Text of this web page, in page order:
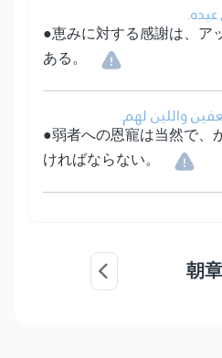
●恵みに対する感謝は、ア
ある。
واللين لهم.
●弱者への恩寵は当然で、
ければならない。
朝章